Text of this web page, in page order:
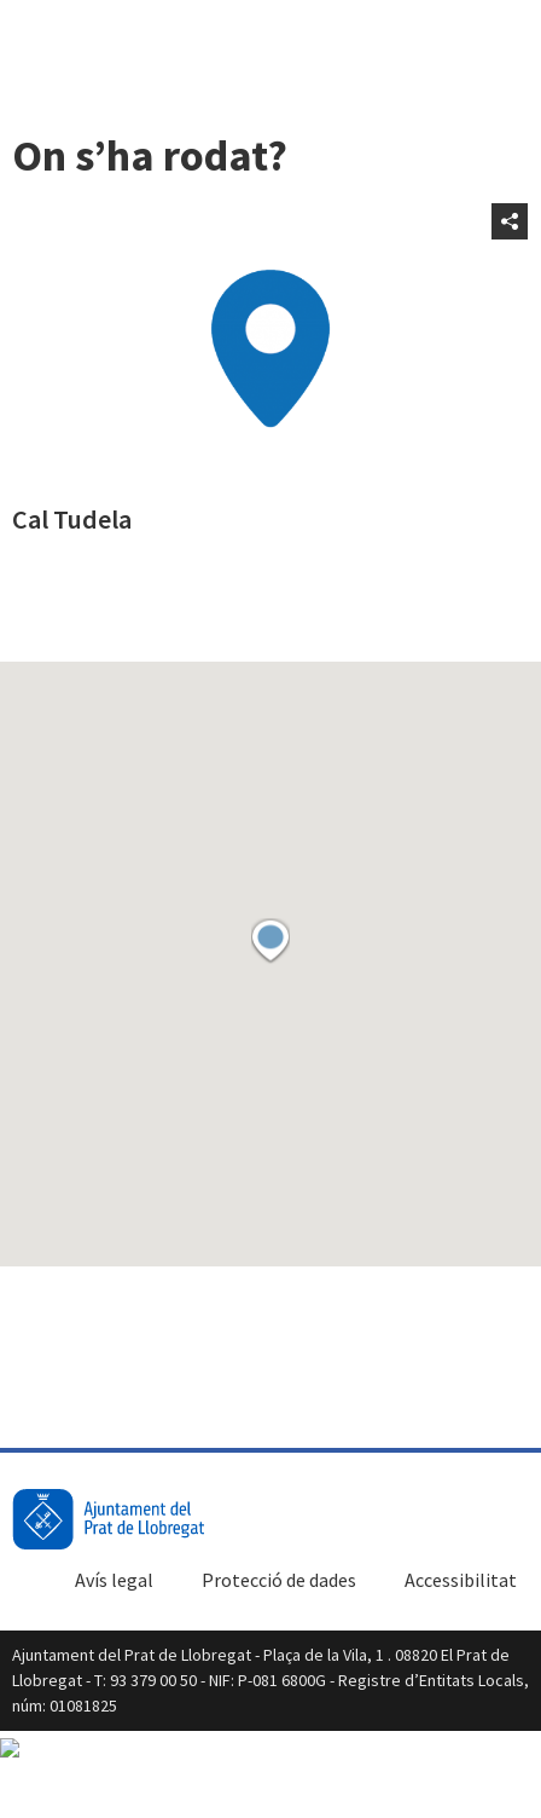
On s’ha rodat?
Cal Tudela
Accessibilitat
Protecció de dades
Avís legal
Ajuntament del Prat de Llobregat - Plaça de la Vila, 1 . 08820 El Prat de
Llobregat - T: 93 379 00 50 - NIF: P-081 6800G - Registre d’Entitats Locals,
núm: 01081825